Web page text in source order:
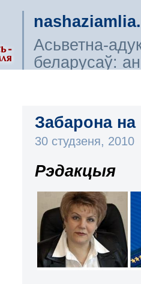
Асьветна-
беларусаў:
Забарона
30 студзеня, 2010
Рэдакцыя